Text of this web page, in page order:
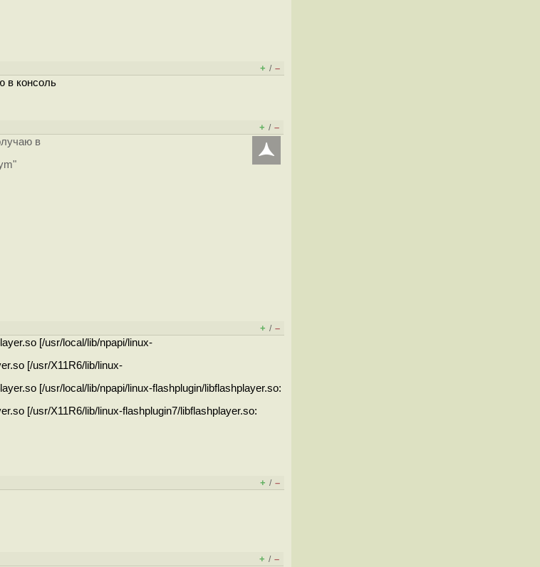
+ / –
в консоль
+ / –
в
+ / –
[/usr/local/lib/npapi/linux-
[/usr/X11R6/lib/linux-
[/usr/local/lib/npapi/linux-flashplugin/libflashplayer.so:
[/usr/X11R6/lib/linux-flashplugin7/libflashplayer.so:
+ / –
+ / –